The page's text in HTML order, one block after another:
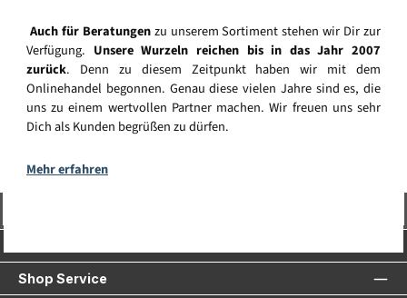
Auch für Beratungenzu unserem Sortiment stehen wir Dir zur
Verfügung. Unsere Wurzeln reichen bis in das Jahr 2007
zurück. Denn zu diesem Zeitpunkt haben wir mit dem
Onlinehandel begonnen. Genau diese vielen Jahre sind es, die
uns zu einem wertvollen Partner machen. Wir freuen uns sehr
Dich als Kunden begrüßen zu dürfen.
Mehr erfahren
Shop Service